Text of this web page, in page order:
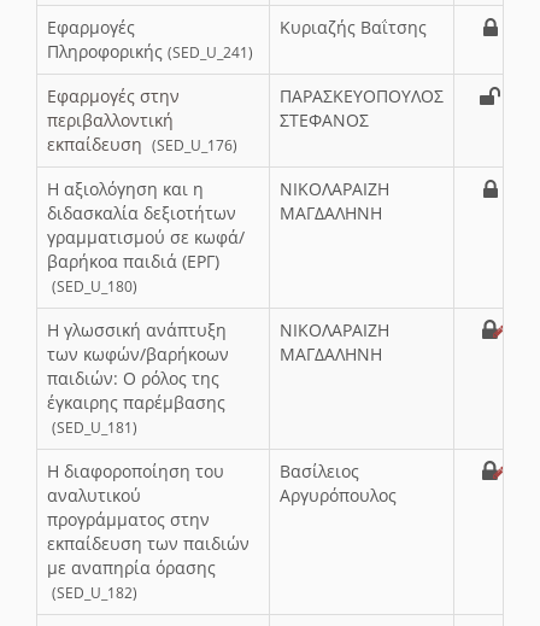
Εφαρμογές
Πληροφορικής (SED_U_241)
Κυριαζής Βαΐτσης
Εφαρμογές στην
περιβαλλοντική
εκπαίδευση (SED_U_176)
ΠΑΡΑΣΚΕΥΟΠΟΥΛΟΣ
ΣΤΕΦΑΝΟΣ
Η αξιολόγηση και η
διδασκαλία δεξιοτήτων
γραμματισμού σε κωφά/
βαρήκοα παιδιά (ΕΡΓ)
(SED_U_180)
ΝΙΚΟΛΑΡΑΙΖΗ
ΜΑΓΔΑΛΗΝΗ
Η γλωσσική ανάπτυξη
των κωφών/βαρήκοων
παιδιών: Ο ρόλος της
έγκαιρης παρέμβασης
(SED_U_181)
ΝΙΚΟΛΑΡΑΙΖΗ
ΜΑΓΔΑΛΗΝΗ
Η διαφοροποίηση του
αναλυτικού
προγράμματος στην
εκπαίδευση των παιδιών
με αναπηρία όρασης
(SED_U_182)
Βασίλειος
Αργυρόπουλος